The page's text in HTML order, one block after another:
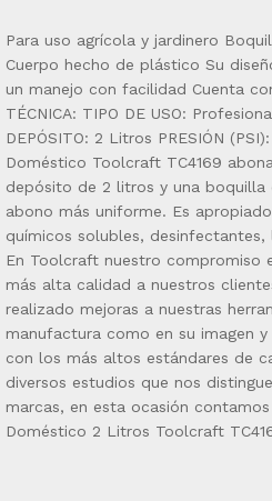
Para uso agrícola y jardinero
Cuerpo hecho de plástico Su
un manejo con facilidad Cuenta
TÉCNICA: TIPO DE USO:
DEPÓSITO: 2 Litros PRESIÓN
Doméstico Toolcraft TC4169
depósito de 2 litros y una boquilla
abono más uniforme. Es
químicos solubles,
En Toolcraft nuestro compromiso
más alta calidad a nuestros
realizado mejoras a nuestras
manufactura como en su imagen
con los más altos estándares de
diversos estudios que nos
marcas, en esta ocasión
Doméstico 2 Litros Toolcraft